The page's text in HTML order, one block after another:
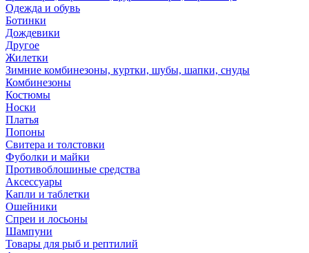
Одежда и обувь
Ботинки
Дождевики
Другое
Жилетки
Зимние комбинезоны, куртки, шубы, шапки, снуды
Комбинезоны
Костюмы
Носки
Платья
Попоны
Свитера и толстовки
Фуболки и майки
Противоблошиные средства
Аксессуары
Капли и таблетки
Ошейники
Спреи и лосьоны
Шампуни
Товары для рыб и рептилий